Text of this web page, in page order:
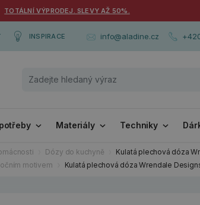
TOTÁLNÍ VÝPRODEJ. SLEVY AŽ 50%.
INSPIRACE info@aladine.cz
Materiály Techniky
Dózy do kuchyně
Kulatá plechová dóza
motivem Kulatá plechová dóza Wrendale